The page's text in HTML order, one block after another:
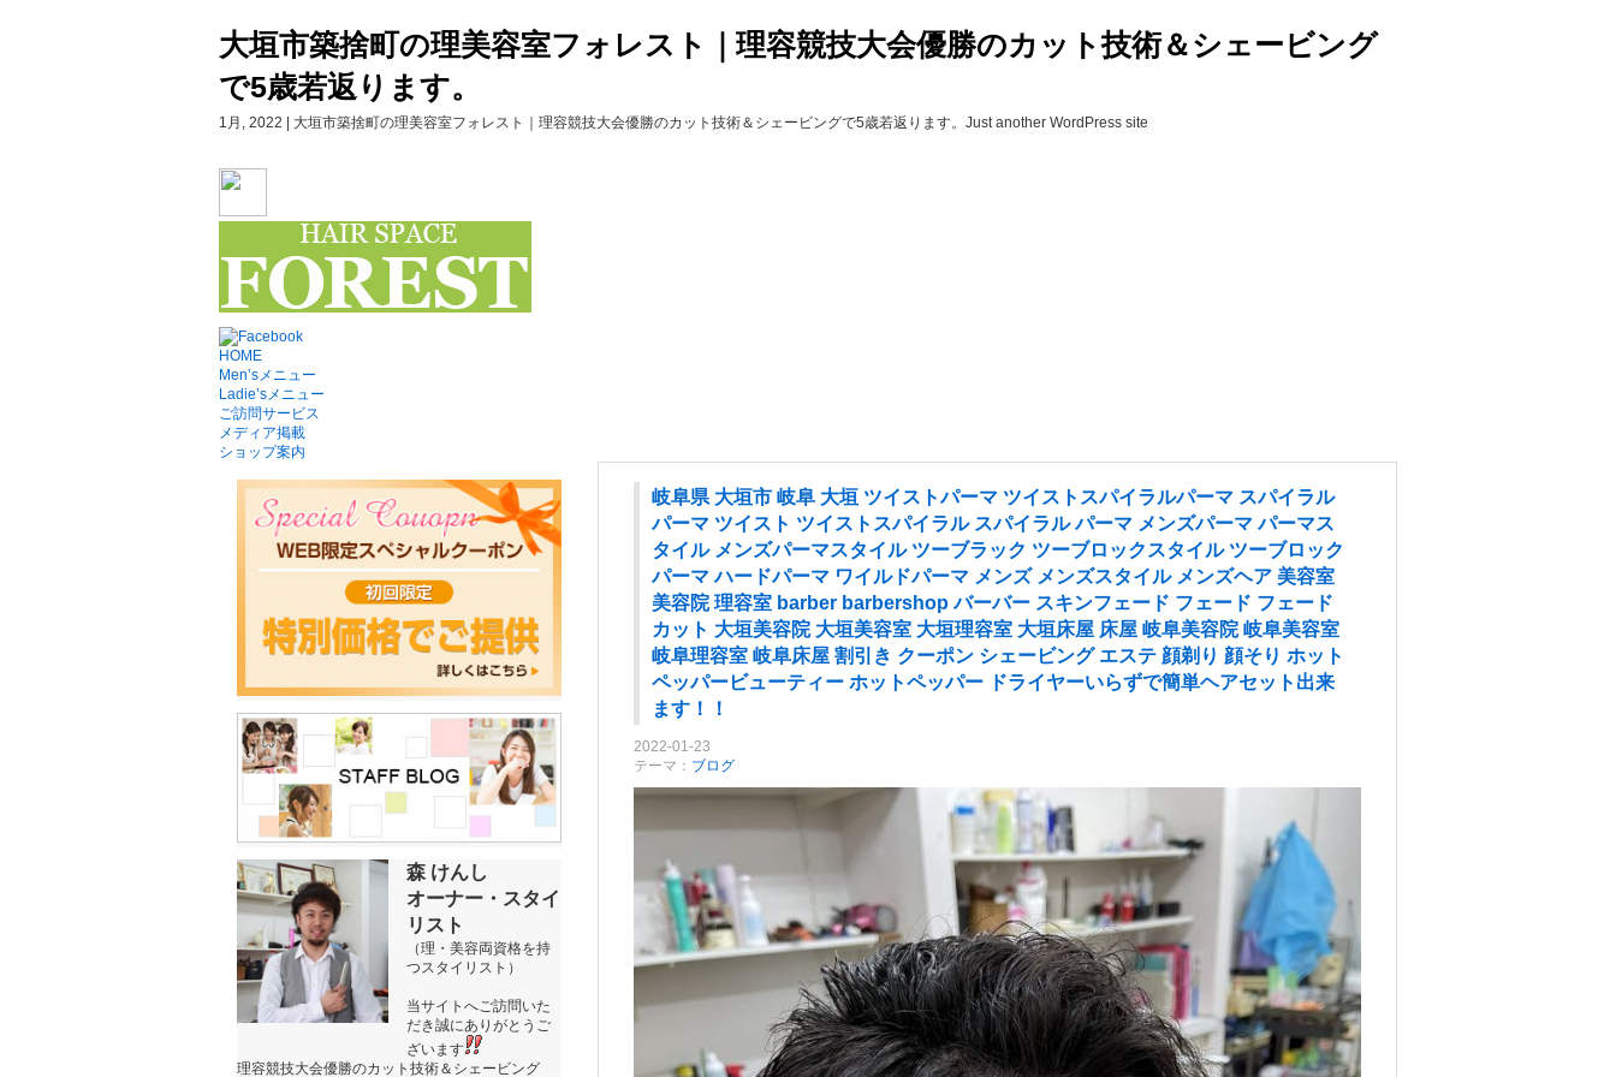
大垣市築捨町の理美容室フォレスト｜理容競技大会優勝のカット技術＆シェービング
で5歳若返ります。
1月, 2022 | 大垣市築捨町の理美容室フォレスト｜理容競技大会優勝のカット技術＆シェービングで5歳若返ります。Just another WordPress site
HOME
Men’sメニュー
Ladie’sメニュー
ご訪問サービス
メディア掲載
ショップ案内
岐阜県 大垣市 岐阜 大垣 ツイストパーマ ツイストスパイラルパーマ スパイラル
パーマ ツイスト ツイストスパイラル スパイラル パーマ メンズパーマ パーマス
タイル メンズパーマスタイル ツーブラック ツーブロックスタイル ツーブロック
パーマ ハードパーマ ワイルドパーマ メンズ メンズスタイル メンズヘア 美容室
美容院 理容室 barber barbershop バーバー スキンフェード フェード フェード
カット 大垣美容院 大垣美容室 大垣理容室 大垣床屋 床屋 岐阜美容院 岐阜美容室
岐阜理容室 岐阜床屋 割引き クーポン シェービング エステ 顔剃り 顔そり ホット
ペッパービューティー ホットペッパー ドライヤーいらずで簡単ヘアセット出来
ます！！
2022-01-23
テーマ： ブログ
森 けんし
オーナー・スタイ
リスト
（理・美容両資格を持
つスタイリスト）
当サイトへご訪問いた
だき誠にありがとうご
ざいます
理容競技大会優勝のカット技術＆シェービング